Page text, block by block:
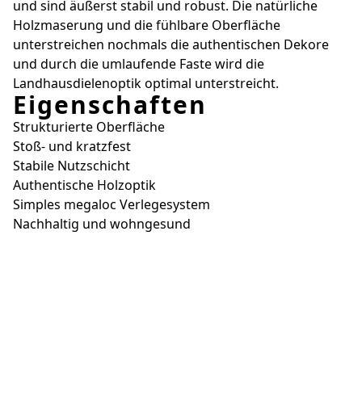
und sind äußerst stabil und robust. Die natürliche
Holzmaserung und die fühlbare Oberfläche
unterstreichen nochmals die authentischen Dekore
und durch die umlaufende Faste wird die
Landhausdielenoptik optimal unterstreicht.
Eigenschaften
Strukturierte Oberfläche
Stoß- und kratzfest
Stabile Nutzschicht
Authentische Holzoptik
Simples megaloc Verlegesystem
Nachhaltig und wohngesund